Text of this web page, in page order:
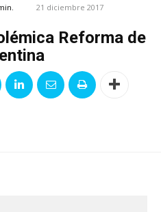
21 diciembre 2017
Reforma de